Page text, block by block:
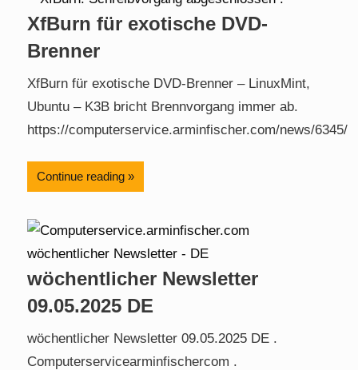
XfBurn für exotische DVD-
Brenner
XfBurn für exotische DVD-Brenner – LinuxMint,
Ubuntu – K3B bricht Brennvorgang immer ab.
https://computerservice.arminfischer.com/news/6345/
Continue reading
wöchentlicher Newsletter
09.05.2025 DE
wöchentlicher Newsletter 09.05.2025 DE .
Computerservicearminfischercom .